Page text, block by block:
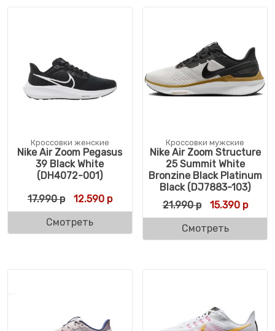
Кроссовки женские
Nike Air Zoom Pegasus
39 Black White
(DH4072-001)
17.990р Первоначальная цена составляла 17.990
12.590рТекущая цена: 12.590 р.
Смотреть
Кроссовки мужские
Nike Air Zoom Structure
25 Summit White
Bronzine Black Platinum
Black (DJ7883-103)
21.990р 15.390р
Смотреть